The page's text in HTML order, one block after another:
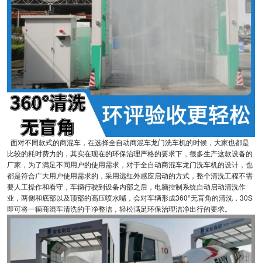
面对不同款式的商混车，在选择全自动商混车龙门洗车机的时候，大家也都是
比较的耗时费力的，其实在现在的环保治理严格的要求下，很多生产这款设备的
厂家，为了满足不同用户的使用需求，对于全自动商混车龙门洗车机的设计，也
都是符合广大用户使用需求的，采用远红外感应启动的方式，整个清洗工程不需
要人工操作和看守，车辆行驶到设备内部之后，电脑控制系统自动启动清洗作
业，两侧和底部以及顶部的高压喷水嘴，会对车辆形成360°无盲角的清洗，30S
即可将一辆商混车清洗的干净整洁，轻松满足环保治理洁净出行的要求。